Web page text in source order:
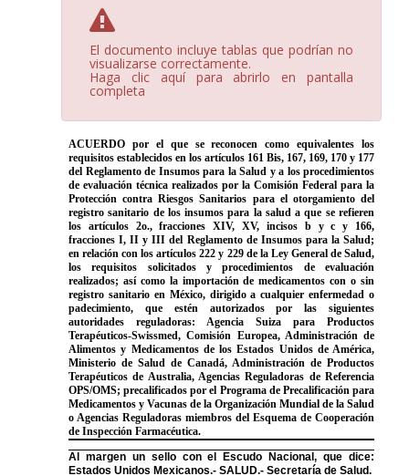
El documento incluye tablas que podrían no
visualizarse correctamente.
Haga clic aquí para abrirlo en pantalla
completa